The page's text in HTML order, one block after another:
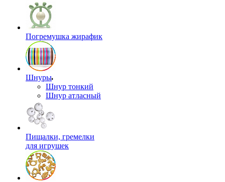
Погремушка жирафик
Шнуры
Шнур тонкий
Шнур атласный
Пищалки, гремелки
для игрушек